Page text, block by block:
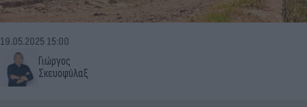
Γιώργος
Σκευοφύλαξ
19.05.2025 15:00